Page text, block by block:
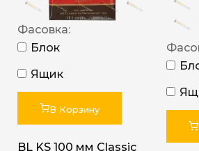
Фасовка:
Блок
Ящик
В Корзину
BL KS 100 мм Classic